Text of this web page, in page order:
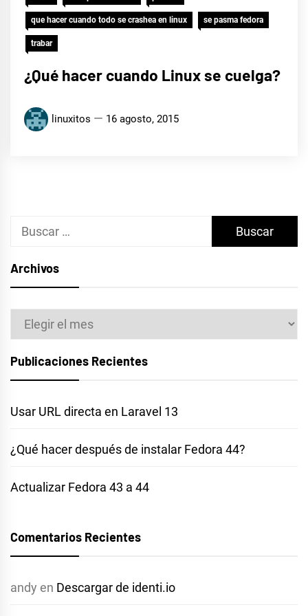
que hacer cuando todo se crashea en linux se pasma fedora
trabar
¿Qué hacer cuando Linux se cuelga?
linuxitos 16 agosto, 2015
Buscar:
Archivos
Archivos
Publicaciones Recientes
Usar URL directa en Laravel 13
¿Qué hacer después de instalar Fedora 44?
Actualizar Fedora 43 a 44
Comentarios Recientes
andy en Descargar de identi.io